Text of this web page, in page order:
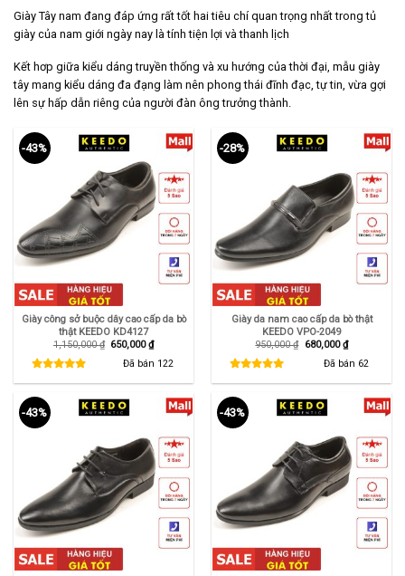
Giày Tây nam đang đáp ứng rất tốt hai tiêu chí quan trọng nhất trong tủ
giày của nam giới ngày nay là tính tiện lợi và thanh lịch
Kết hơp giữa kiểu dáng truyền thống và xu hướng của thời đại, mẫu giày
tây mang kiểu dáng đa đạng làm nên phong thái đĩnh đạc, tự tin, vừa gợi
lên sự hấp dẫn riêng của người đàn ông trưởng thành.
-43%
Giày công sở buộc dây cao cấp da bò
thật KEEDO KD4127
1,150,000₫ Giá
650,000₫Giá
hiện
tại
Đã bán 122
-28%
Giày da nam cao cấp da bò thật
KEEDO VPO-2049
950,000₫ Giá
680,000₫Giá
hiện
tại
Đã bán 62
-43% -43%